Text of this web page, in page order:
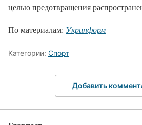
целью предотвращения
По материалам: Укринформ
Категории: Спорт
Добавить